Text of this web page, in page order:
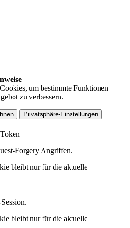
um bestimmte Funktionen
zu verbessern.
Privatsphäre-Einstellungen
Forgery Angriffen.
bleibt nur für die aktuelle
bleibt nur für die aktuelle